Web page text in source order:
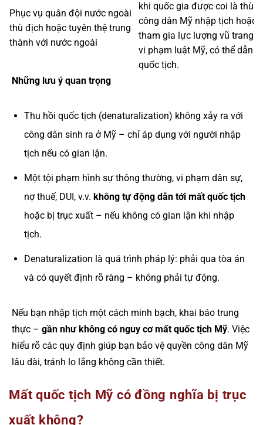
Phục vụ quân đội nước ngoài
thù địch hoặc tuyên thệ trung
thành với nước ngoài
khi quốc gia được coi là thù
công dân Mỹ nhập tịch hoặc
tham gia lực lượng vũ trang
vi phạm luật Mỹ, có thể dẫn
quốc tịch.
Những lưu ý quan trọng
Thu hồi quốc tịch (denaturalization) không xảy ra với
công dân sinh ra ở Mỹ – chỉ áp dụng với người nhập
tịch nếu có gian lận.
Một tội phạm hình sự thông thường, vi phạm dân sự,
nợ thuế, DUI, v.v. không tự động dẫn tới mất quốc tịch
hoặc bị trục xuất – nếu không có gian lận khi nhập
tịch.
Denaturalization là quá trình pháp lý: phải qua tòa án
và có quyết định rõ ràng – không phải tự động.
Nếu bạn nhập tịch một cách minh bạch, khai báo trung
thực – gần như không có nguy cơ mất quốc tịch Mỹ. Việc
hiểu rõ các quy định giúp bạn bảo vệ quyền công dân Mỹ
lâu dài, tránh lo lắng không cần thiết.
Mất quốc tịch Mỹ có đồng nghĩa bị trục
xuất không?